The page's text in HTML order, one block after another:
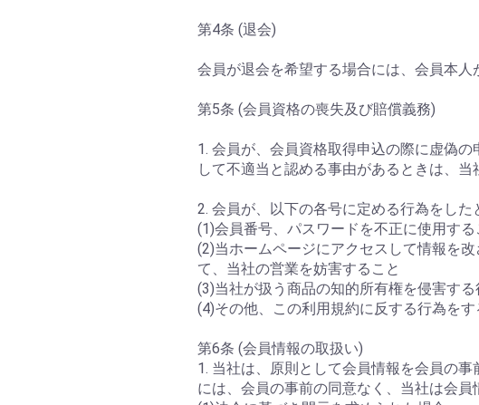
第4条 (退会)
会員が退会を希望する場合には、会員本人
第5条 (会員資格の喪失及び賠償義務)
1. 会員が、会員資格取得申込の際に虚偽
して不適当と認める事由があるときは、
2. 会員が、以下の各号に定める行為をし
(1)会員番号、パスワードを不正に使用する
(2)当ホームページにアクセスして情報を
て、当社の営業を妨害すること
(3)当社が扱う商品の知的所有権を侵害する
(4)その他、この利用規約に反する行為をす
第6条 (会員情報の取扱い)
1. 当社は、原則として会員情報を会員の
には、会員の事前の同意なく、当社は会員